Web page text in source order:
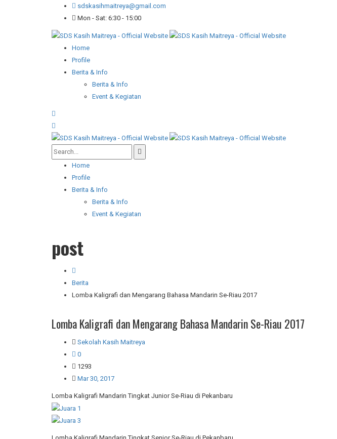
sdskasihmaitreya@gmail.com
Mon - Sat: 6:30 - 15:00
Home
Profile
Berita & Info
Berita & Info
Event & Kegiatan
Home
Profile
Berita & Info
Berita & Info
Event & Kegiatan
post
Berita
Lomba Kaligrafi dan Mengarang Bahasa Mandarin Se-Riau 2017
Lomba Kaligrafi dan Mengarang Bahasa Mandarin Se-Riau 2017
Sekolah Kasih Maitreya
0
1293
Mar 30, 2017
Lomba Kaligrafi Mandarin Tingkat Junior Se-Riau di Pekanbaru